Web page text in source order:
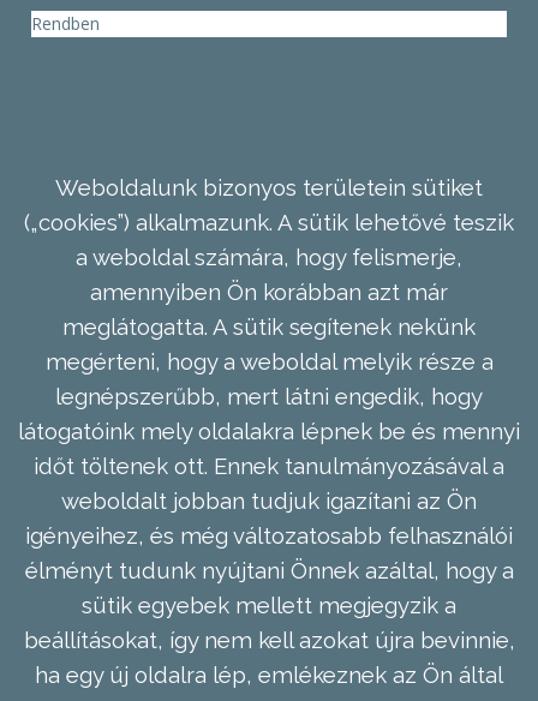
Rendben
Weboldalunk bizonyos területein sütiket
(„cookies”) alkalmazunk. A sütik lehetővé teszik
a weboldal számára, hogy felismerje,
amennyiben Ön korábban azt már
meglátogatta. A sütik segítenek nekünk
megérteni, hogy a weboldal melyik része a
legnépszerűbb, mert látni engedik, hogy
látogatóink mely oldalakra lépnek be és mennyi
időt töltenek ott. Ennek tanulmányozásával a
weboldalt jobban tudjuk igazítani az Ön
igényeihez, és még változatosabb felhasználói
élményt tudunk nyújtani Önnek azáltal, hogy a
sütik egyebek mellett megjegyzik a
beállításokat, így nem kell azokat újra bevinnie,
ha egy új oldalra lép, emlékeznek az Ön által